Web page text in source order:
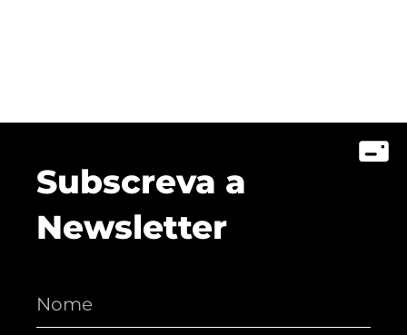
Subscreva a
Newsletter